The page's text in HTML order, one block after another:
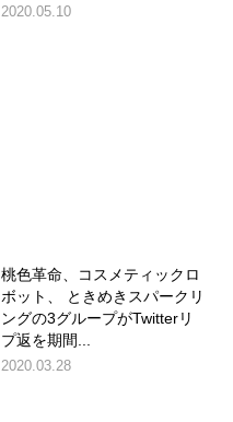
2020.05.10
桃色革命、コスメティックロ
ボット、 ときめきスパークリ
ングの3グループがTwitterリ
プ返を期間...
2020.03.28